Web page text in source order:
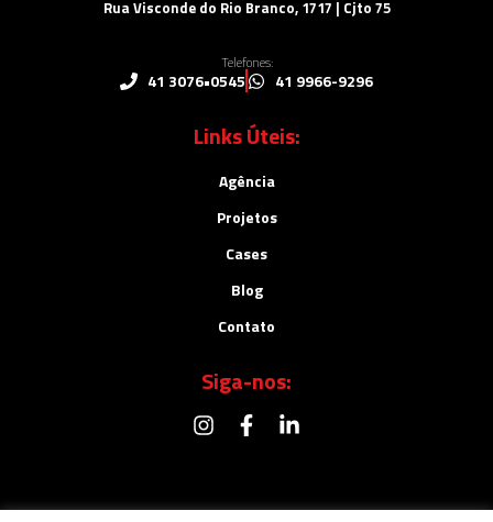
Rua Visconde do Rio Branco, 1717 | Cjto 75
Telefones:
41 3076•0545 41 9966-9296
Links Úteis:
Agência
Projetos
Cases
Blog
Contato
Siga-nos: